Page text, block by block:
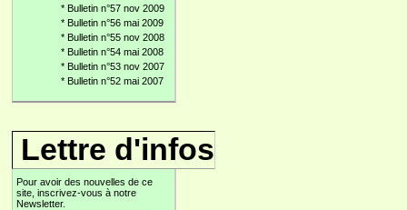
* Bulletin n°57 nov 2009
* Bulletin n°56 mai 2009
* Bulletin n°55 nov 2008
* Bulletin n°54 mai 2008
* Bulletin n°53 nov 2007
* Bulletin n°52 mai 2007
Lettre d'infos
Pour avoir des nouvelles de ce
site, inscrivez-vous à notre
Newsletter.